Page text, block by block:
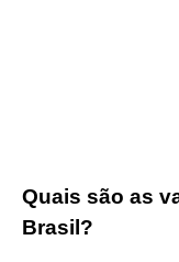
Quais são as
Brasil?